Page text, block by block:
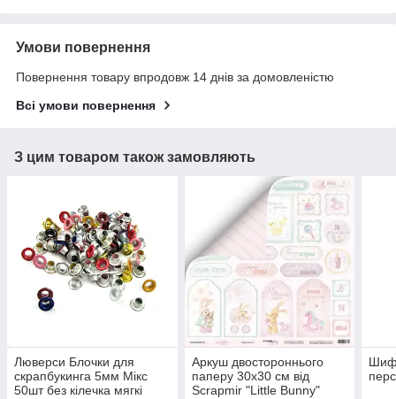
Умови повернення
Повернення товару впродовж 14 днів за домовленістю
Всі умови повернення
З цим товаром також замовляють
Люверси Блочки для
скрапбукинга 5мм Мікс
50шт без кілечка мягкі
Аркуш двостороннього
паперу 30х30 см від
Scrapmir "Little Bunny"